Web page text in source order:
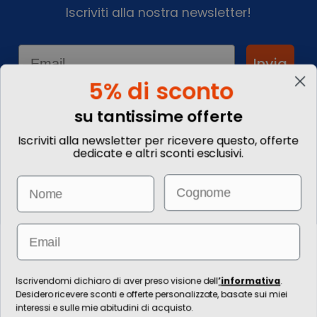
Informationen
Kontakte
Wie buche ich?
Kommentieren Sie Ihre
Informazioni Legali
Iscriviti alla nostra newsletter!
Email
Invia
Die Bilder sind rein illustrativ. Preise und Informationen können sich
Für die Erbringung von Reiseleistungen ist die / die technische Leitung
zuständig Ignas Tour S.p.A., Largo Cesare Battisti, 28 - 39044 Egna (BZ) -
Italia, P.IVA: 01652670215. È venditore Ignas Tour S.p.A., Largo Cesare
5% di sconto
su tantissime offerte
Iscriviti alla newsletter per ricevere questo, offerte
dedicate e altri sconti esclusivi.
Name Email
Email
Iscrivendomi dichiaro di aver preso visione dell’informativa.
Desidero ricevere sconti e offerte personalizzate, basate sui miei
interessi e sulle mie abitudini di acquisto.